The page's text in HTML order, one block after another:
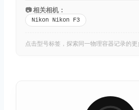
📷 相关相机：
Nikon Nikon F3
点击型号标签，探索同一物理容器记录的更